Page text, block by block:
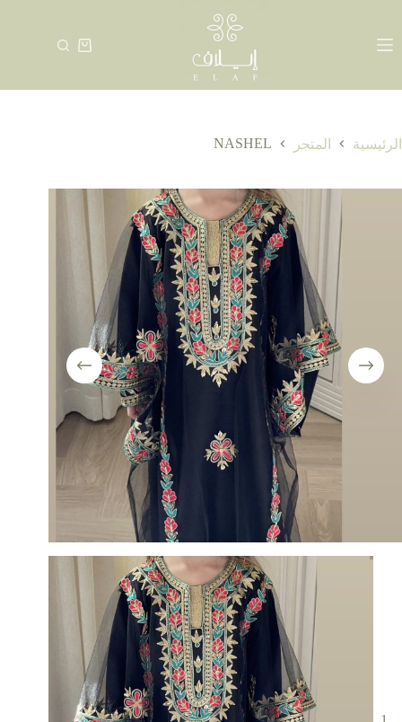
المحتوى
عربة
الرئيسية المتجر NASHEL